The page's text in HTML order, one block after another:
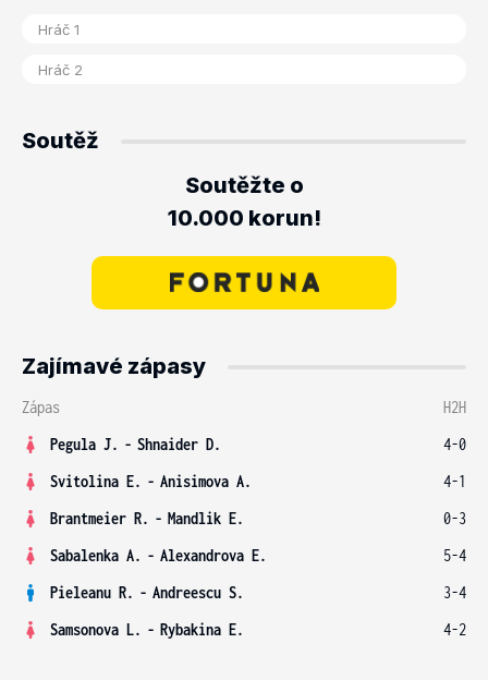
Soutěž
Soutěžte o
10.000 korun!
Zajímavé zápasy
Zápas
H2H
Pegula J. - Shnaider D.
4-0
Svitolina E. - Anisimova A.
4-1
Brantmeier R. - Mandlik E.
0-3
Sabalenka A. - Alexandrova E.
5-4
Pieleanu R. - Andreescu S.
3-4
Samsonova L. - Rybakina E. 4-2